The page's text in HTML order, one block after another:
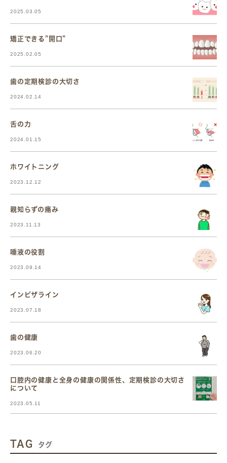
2025.03.05
矯正できる”開口”
2025.02.05
歯の定期検診の大切さ
2024.02.14
舌の力
2024.01.15
ホワイトニング
2023.12.12
親知らずの痛み
2023.11.13
唾液の役割
2023.09.14
インビザライン
2023.07.18
歯の健康
2023.06.20
口腔内の健康と全身の健康の関係性、定期検診の大切さ
について
2023.05.11
TAG タグ